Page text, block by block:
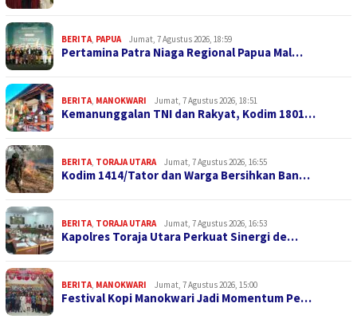
BERITA, PAPUA Jumat, 7 Agustus 2026, 18:59
Pertamina Patra Niaga Regional Papua Mal…
BERITA, MANOKWARI Jumat, 7 Agustus 2026, 18:51
Kemanunggalan TNI dan Rakyat, Kodim 1801…
BERITA, TORAJA UTARA Jumat, 7 Agustus 2026, 16:55
Kodim 1414/Tator dan Warga Bersihkan Ban…
BERITA, TORAJA UTARA Jumat, 7 Agustus 2026, 16:53
Kapolres Toraja Utara Perkuat Sinergi de…
BERITA, MANOKWARI Jumat, 7 Agustus 2026, 15:00
Festival Kopi Manokwari Jadi Momentum Pe…